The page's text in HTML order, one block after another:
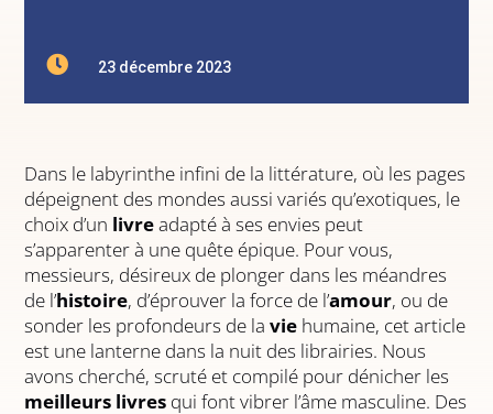
 23 décembre 2023
Dans le labyrinthe infini de la littérature, où les pages
dépeignent des mondes aussi variés qu’exotiques, le
choix d’un livreadapté à ses envies peut
s’apparenter à une quête épique. Pour vous,
messieurs, désireux de plonger dans les méandres
de l’histoire, d’éprouver la force de l’amour, ou de
sonder les profondeurs de lavie humaine, cet article
est une lanterne dans la nuit des librairies. Nous
avons cherché, scruté et compilé pour dénicher les
meilleurs livres qui font vibrer l’âme masculine. Des